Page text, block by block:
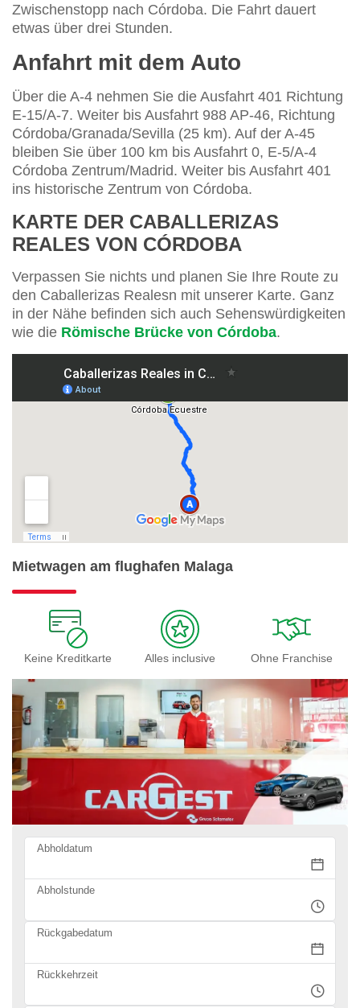
Zwischenstopp nach Córdoba. Die Fahrt dauert
etwas über drei Stunden.
Anfahrt mit dem Auto
Über die A-4 nehmen Sie die Ausfahrt 401 Richtung
E-15/A-7. Weiter bis Ausfahrt 988 AP-46, Richtung
Córdoba/Granada/Sevilla (25 km). Auf der A-45
bleiben Sie über 100 km bis Ausfahrt 0, E-5/A-4
Córdoba Zentrum/Madrid. Weiter bis Ausfahrt 401
ins historische Zentrum von Córdoba.
KARTE DER CABALLERIZAS
REALES VON CÓRDOBA
Verpassen Sie nichts und planen Sie Ihre Route zu
den Caballerizas Realesn mit unserer Karte. Ganz
in der Nähe befinden sich auch Sehenswürdigkeiten
wie die Römische Brücke von Córdoba.
Mietwagen am flughafen Malaga
Keine Kreditkarte Alles inclusive Ohne Franchise
Abholdatum
Abholstunde
Rückgabedatum
Rückkehrzeit